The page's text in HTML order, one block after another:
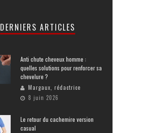
DERNIERS ARTICLES
Anti chute cheveux homme :
quelles solutions pour renforcer sa
chevelure ?
Margaux, rédactrice
8 juin 2026
Le retour du cachemire version
casual